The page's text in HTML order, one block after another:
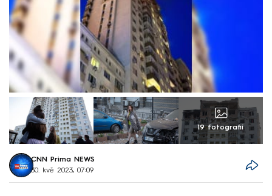
19 fotografií
CNN Prima NEWS
30. kvě 2023, 07:09